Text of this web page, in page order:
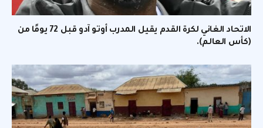
الاتحاد الغاني لكرة القدم يقيل المدرب أوتو آدو قبل 72 يومًا من
(كأس العالم).